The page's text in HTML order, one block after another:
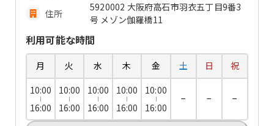
住所
5920002 大阪府高石市羽衣五丁目9番3
号 メゾン伽羅橋11
利用可能な時間
月 火 水 木 金 土 日
祝
10:00
16:00
10:00
16:00
10:00
16:00
10:00
16:00
10:00
16:00
− − −